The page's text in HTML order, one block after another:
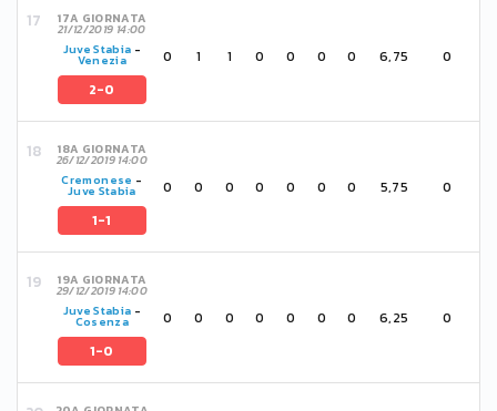
17A GIORNATA
21/12/2019 14:00
Juve Stabia -
Venezia
2-0
0 1 1 0 0 0 0 6,75 0
18A GIORNATA
26/12/2019 14:00
Cremonese -
Juve Stabia
1-1
0 0 0 0 0 0 0 5,75 0
19A GIORNATA
29/12/2019 14:00
Juve Stabia -
Cosenza
1-0
0 0 0 0 0 0 0 6,25 0